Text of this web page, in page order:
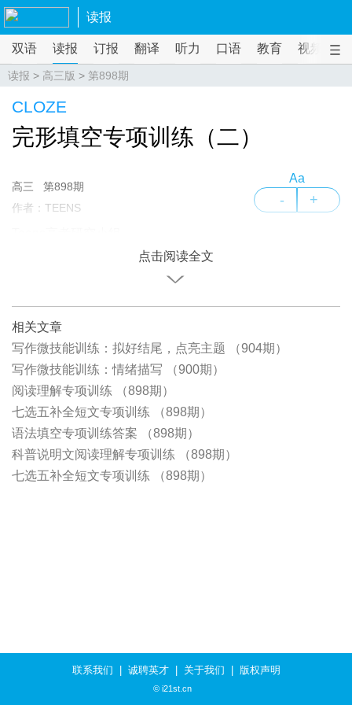
读报
双语 读报 订报 翻译 听力 口语 教育 视频
读报 > 高三版 > 第898期
CLOZE
完形填空专项训练（二）
高三
第898期
作者：TEENS
Aa
- +
点击阅读全文
相关文章
写作微技能训练：拟好结尾，点亮主题 （904期）
写作微技能训练：情绪描写 （900期）
阅读理解专项训练 （898期）
七选五补全短文专项训练 （898期）
语法填空专项训练答案 （898期）
科普说明文阅读理解专项训练 （898期）
七选五补全短文专项训练 （898期）
联系我们 诚聘英才| 关于我们 版权声明
© i21st.cn